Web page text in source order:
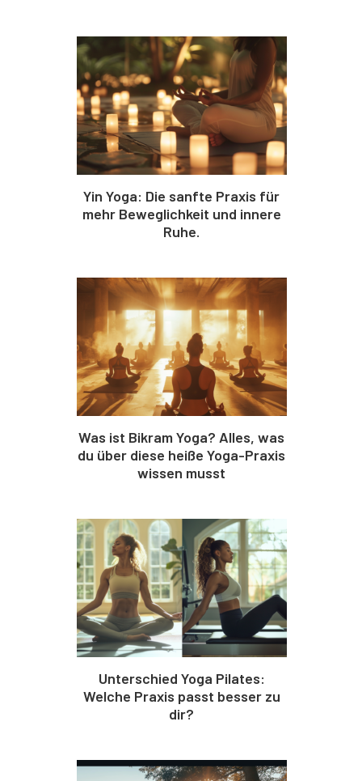
Yin Yoga: Die sanfte Praxis für
mehr Beweglichkeit und innere
Ruhe.
Was ist Bikram Yoga? Alles, was
du über diese heiße Yoga-Praxis
wissen musst
Unterschied Yoga Pilates:
Welche Praxis passt besser zu
dir?